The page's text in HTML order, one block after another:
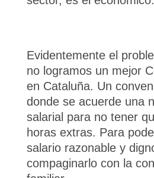
Evidentemente el
no logramos un mejor
en Cataluña. Un
donde se acuerde una
salarial para no tener
horas extras. Para
salario razonable y
compaginarlo con la